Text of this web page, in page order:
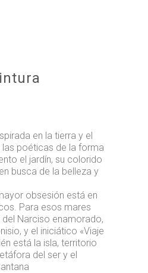
en la tierra y el
las poéticas de la forma
el jardín, su colorido
busca de la belleza y
obsesión está en
Para esos mares
Narciso enamorado,
y el iniciático «Viaje
está la isla, territorio
del ser y el